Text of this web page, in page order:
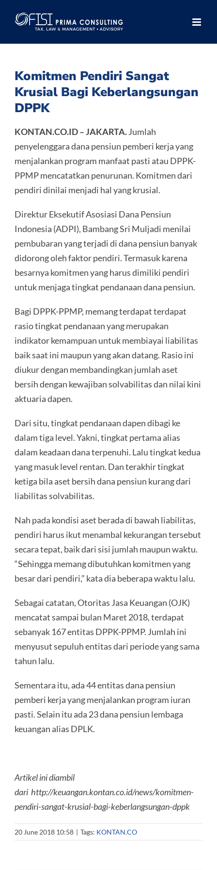
Komitmen Pendiri Sangat
Krusial Bagi Keberlangsungan
DPPK
KONTAN.CO.ID – JAKARTA.Jumlah
penyelenggara dana pensiun pemberi kerja yang
menjalankan program manfaat pasti atau DPPK-
PPMP mencatatkan penurunan. Komitmen dari
pendiri dinilai menjadi hal yang krusial.
Direktur Eksekutif Asosiasi Dana Pensiun
Indonesia (ADPI), Bambang Sri Muljadi menilai
pembubaran yang terjadi di dana pensiun banyak
didorong oleh faktor pendiri. Termasuk karena
besarnya komitmen yang harus dimiliki pendiri
untuk menjaga tingkat pendanaan dana pensiun.
Bagi DPPK-PPMP, memang terdapat terdapat
rasio tingkat pendanaan yang merupakan
indikator kemampuan untuk membiayai liabilitas
baik saat ini maupun yang akan datang. Rasio ini
diukur dengan membandingkan jumlah aset
bersih dengan kewajiban solvabilitas dan nilai kini
aktuaria dapen.
Dari situ, tingkat pendanaan dapen dibagi ke
dalam tiga level. Yakni, tingkat pertama alias
dalam keadaan dana terpenuhi. Lalu tingkat kedua
yang masuk level rentan. Dan terakhir tingkat
ketiga bila aset bersih dana pensiun kurang dari
liabilitas solvabilitas.
Nah pada kondisi aset berada di bawah liabilitas,
pendiri harus ikut menambal kekurangan tersebut
secara tepat, baik dari sisi jumlah maupun waktu.
“Sehingga memang dibutuhkan komitmen yang
besar dari pendiri,” kata dia beberapa waktu lalu.
Sebagai catatan, Otoritas Jasa Keuangan (OJK)
mencatat sampai bulan Maret 2018, terdapat
sebanyak 167 entitas DPPK-PPMP. Jumlah ini
menyusut sepuluh entitas dari periode yang sama
tahun lalu.
Sementara itu, ada 44 entitas dana pensiun
pemberi kerja yang menjalankan program iuran
pasti. Selain itu ada 23 dana pensiun lembaga
keuangan alias DPLK.
Artikel ini diambil
dari http://keuangan.kontan.co.id/news/komitmen-
pendiri-sangat-krusial-bagi-keberlangsungan-dppk
20 June 2018 10:58 | Tags: KONTAN.CO